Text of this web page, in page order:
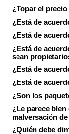
¿Topar el
¿Está de
¿Está de
¿Está de
sean
¿Está de
¿Está de
¿Son los
¿Le parece bien
malversación
¿Quién debe